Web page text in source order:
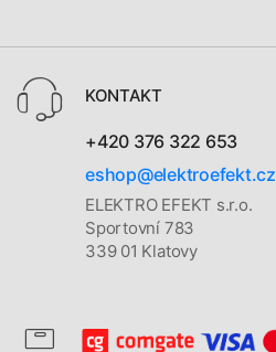
KONTAKT
+420 376 322 653
eshop@elektroefekt.cz
ELEKTRO EFEKT s.r.o.
Sportovní 783
339 01 Klatovy